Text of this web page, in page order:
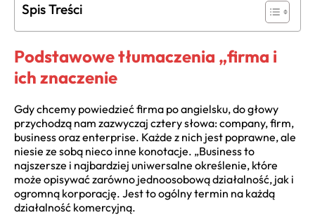
Spis Treści
Podstawowe tłumaczenia „firma i
ich znaczenie
Gdy chcemy powiedzieć firma po angielsku, do głowy
przychodzą nam zazwyczaj cztery słowa: company, firm,
business oraz enterprise. Każde z nich jest poprawne, ale
niesie ze sobą nieco inne konotacje. „Business to
najszersze i najbardziej uniwersalne określenie, które
może opisywać zarówno jednoosobową działalność, jak i
ogromną korporację. Jest to ogólny termin na każdą
działalność komercyjną.